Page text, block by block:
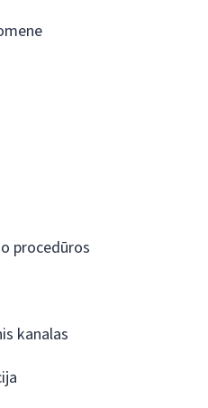
procedūros
kanalas